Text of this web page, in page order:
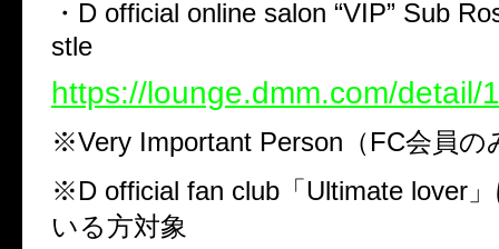
・D official online salon “VIP” Sub
stle
https://lounge.dmm.com/detail/
※Very Important Person（FC会員の
※D official fan club「Ultimate lover
いる方対象